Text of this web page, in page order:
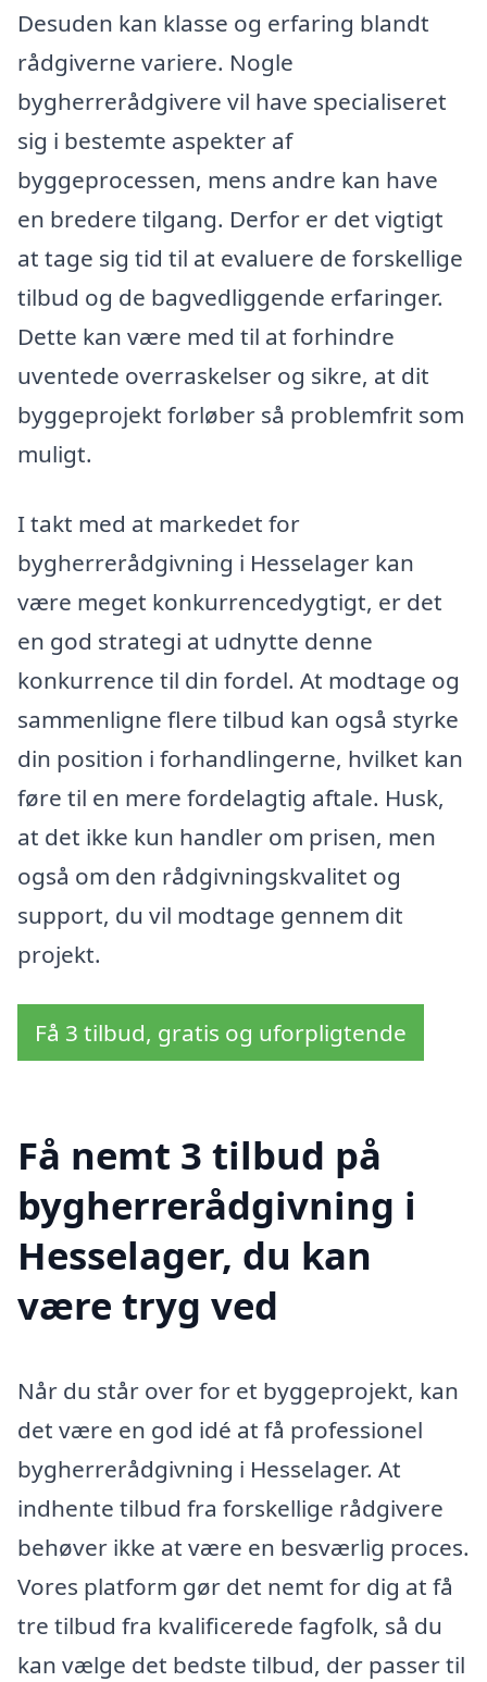
Desuden kan klasse og erfaring blandt
rådgiverne variere. Nogle
bygherrerådgivere vil have specialiseret
sig i bestemte aspekter af
byggeprocessen, mens andre kan have
en bredere tilgang. Derfor er det vigtigt
at tage sig tid til at evaluere de forskellige
tilbud og de bagvedliggende erfaringer.
Dette kan være med til at forhindre
uventede overraskelser og sikre, at dit
byggeprojekt forløber så problemfrit som
muligt.
I takt med at markedet for
bygherrerådgivning i Hesselager kan
være meget konkurrencedygtigt, er det
en god strategi at udnytte denne
konkurrence til din fordel. At modtage og
sammenligne flere tilbud kan også styrke
din position i forhandlingerne, hvilket kan
føre til en mere fordelagtig aftale. Husk,
at det ikke kun handler om prisen, men
også om den rådgivningskvalitet og
support, du vil modtage gennem dit
projekt.
Få 3 tilbud, gratis og uforpligtende
Få nemt 3 tilbud på
bygherrerådgivning i
Hesselager, du kan
være tryg ved
Når du står over for et byggeprojekt, kan
det være en god idé at få professionel
bygherrerådgivning i Hesselager. At
indhente tilbud fra forskellige rådgivere
behøver ikke at være en besværlig proces.
Vores platform gør det nemt for dig at få
tre tilbud fra kvalificerede fagfolk, så du
kan vælge det bedste tilbud, der passer til